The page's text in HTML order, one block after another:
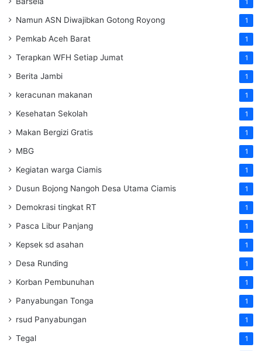
1
Namun ASN Diwajibkan Gotong Royong 1
Pemkab Aceh Barat 1
Terapkan WFH Setiap Jumat 1
Berita Jambi 1
keracunan makanan 1
Kesehatan Sekolah 1
Makan Bergizi Gratis 1
MBG 1
Kegiatan warga Ciamis 1
Dusun Bojong Nangoh Desa Utama Ciamis 1
Demokrasi tingkat RT 1
Pasca Libur Panjang 1
Kepsek sd asahan 1
Desa Runding 1
Korban Pembunuhan 1
Panyabungan Tonga 1
rsud Panyabungan 1
Tegal 1